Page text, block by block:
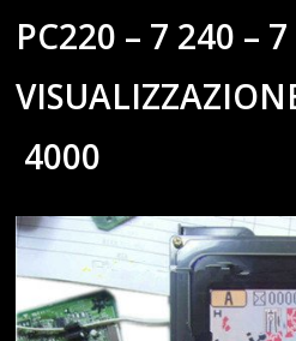
PC220 – 7 240 –
4000